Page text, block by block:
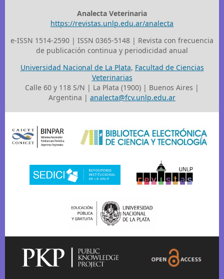
Analecta Veterinaria
https://revistas.unlp.edu.ar/analecta
e-ISSN 1514-2590 | ISSN 0365-5148 | Revista con frecuencia
de publicación continua y periodicidad anual
Universidad Nacional de La Plata, Facultad de Ciencias
Veterinarias
Calle 60 y 118 S/N | La Plata (1900) | Buenos Aires |
Argentina | analecta@fcv.unlp.edu.ar